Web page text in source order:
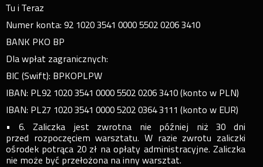
Tu i Teraz
Numer konta: 92 1020 3541 0000 5502 0206 3410
BANK PKO BP
Dla wpłat zagranicznych:
BIC (Swift): BPKOPLPW
IBAN: PL92 1020 3541 0000 5502 0206 3410 (konto w PLN)
IBAN: PL27 1020 3541 0000 5202 0364 3111 (konto w EUR)
• 6. Zaliczka jest zwrotna nie później niż 30 dni
przed rozpoczęciem warsztatu. W razie zwrotu zaliczki
ośrodek potrąca 20 zł na opłaty administracyjne. Zaliczka
nie może być przełożona na inny warsztat.